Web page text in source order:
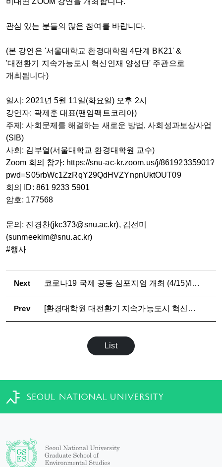
관심 있는 분들의 많은 참여를 바랍니다.
(본 강연은 '서울대학교 환경대학원 4단계 BK21' &
'대전환기 지속가능도시 혁신인재 양성단' 주관으로
개최됩니다)
일시: 2021년 5월 11일(화요일) 오후 2시
강연자: 곽제훈 대표(팬임팩트코리아)
주제: 사회문제를 해결하는 새로운 방법, 사회성과보상사업
(SIB)
사회: 김부열(서울대학교 환경대학원 교수)
Zoom 회의 참가: https://snu-ac-kr.zoom.us/j/86192335901?
pwd=S05rbWc1ZzRqY29QdHVZYnpnUktOUT09
회의 ID: 861 9233 5901
암호: 177568
문의: 진경찬(jkc373@snu.ac.kr), 김선미
(sunmeekim@snu.ac.kr)
#행사
Next 코로나19 국제 공동 심포지엄 개최 (4/15)/International Joint Symposium on COVID-19 (4/15)
Prev [환경대학원 대전환기 지속가능도시 혁신인재 양성단] 제13차 BK21 콜로키움 개최
List